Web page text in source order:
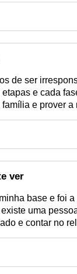
de ser
etapas e cada
e prover
ver
base e foi
uma
e contar no